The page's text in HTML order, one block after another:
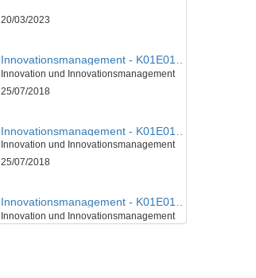
20/03/2023
Innovation und Innovationsmanagement
25/07/2018
Innovation und Innovationsmanagement
25/07/2018
Innovation und Innovationsmanagement